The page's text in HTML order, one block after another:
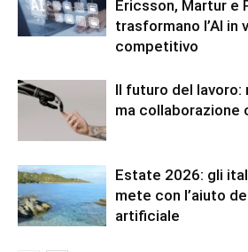
Ericsson, Martur e
trasformano l’AI in
competitivo
Il futuro del
ma collaborazione
Estate 2026: gli
mete con l’aiuto
artificiale